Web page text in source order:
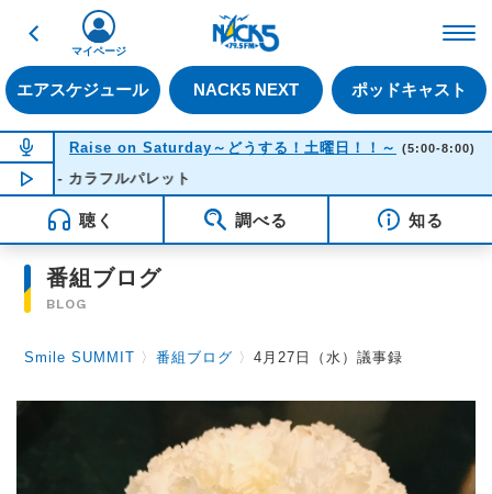
戻る
エアスケジュール NACK5 NEXT ポッドキャスト
マイページ
NOW ON AIR
Raise on Saturday～どうする！土曜日！！～ (5:00-8:00)
NOW PLAYING06:09
- カラフルパレット
聴く 調べる 知る
番組ブログ
BLOG
Smile SUMMIT 〉番組ブログ 〉4月27日（水）議事録